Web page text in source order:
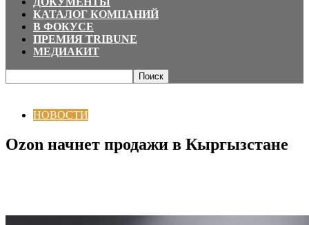
КАТАЛОГ КОМПАНИЙ
В ФОКУСЕ
ПРЕМИЯ TRIBUNE
МЕДИАКИТ
НОВОСТИ
Ozon начнет продажи в Кыргызстане